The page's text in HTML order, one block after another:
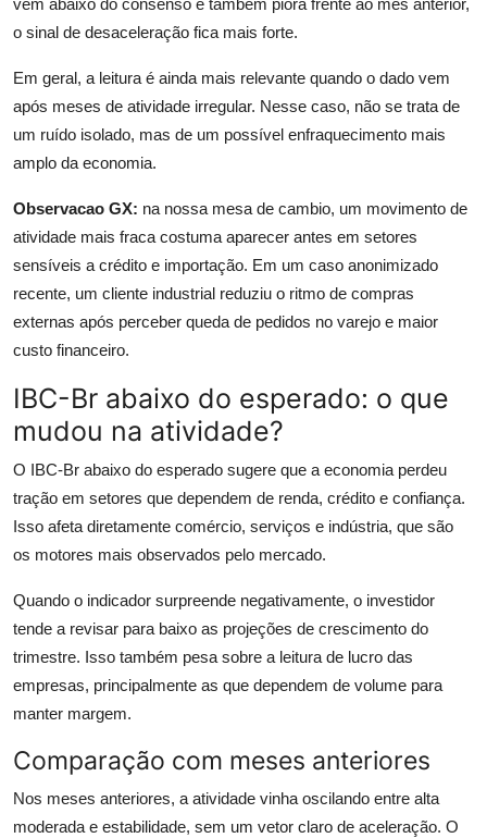
vem abaixo do consenso e também piora frente ao mês anterior,
o sinal de desaceleração fica mais forte.
Em geral, a leitura é ainda mais relevante quando o dado vem
após meses de atividade irregular. Nesse caso, não se trata de
um ruído isolado, mas de um possível enfraquecimento mais
amplo da economia.
Observacao GX: na nossa mesa de cambio, um movimento de
atividade mais fraca costuma aparecer antes em setores
sensíveis a crédito e importação. Em um caso anonimizado
recente, um cliente industrial reduziu o ritmo de compras
externas após perceber queda de pedidos no varejo e maior
custo financeiro.
IBC-Br abaixo do esperado: o que
mudou na atividade?
O IBC-Br abaixo do esperado sugere que a economia perdeu
tração em setores que dependem de renda, crédito e confiança.
Isso afeta diretamente comércio, serviços e indústria, que são
os motores mais observados pelo mercado.
Quando o indicador surpreende negativamente, o investidor
tende a revisar para baixo as projeções de crescimento do
trimestre. Isso também pesa sobre a leitura de lucro das
empresas, principalmente as que dependem de volume para
manter margem.
Comparação com meses anteriores
Nos meses anteriores, a atividade vinha oscilando entre alta
moderada e estabilidade, sem um vetor claro de aceleração. O